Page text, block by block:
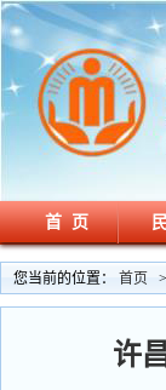
首 页
您当前的位置： 首页 >
许